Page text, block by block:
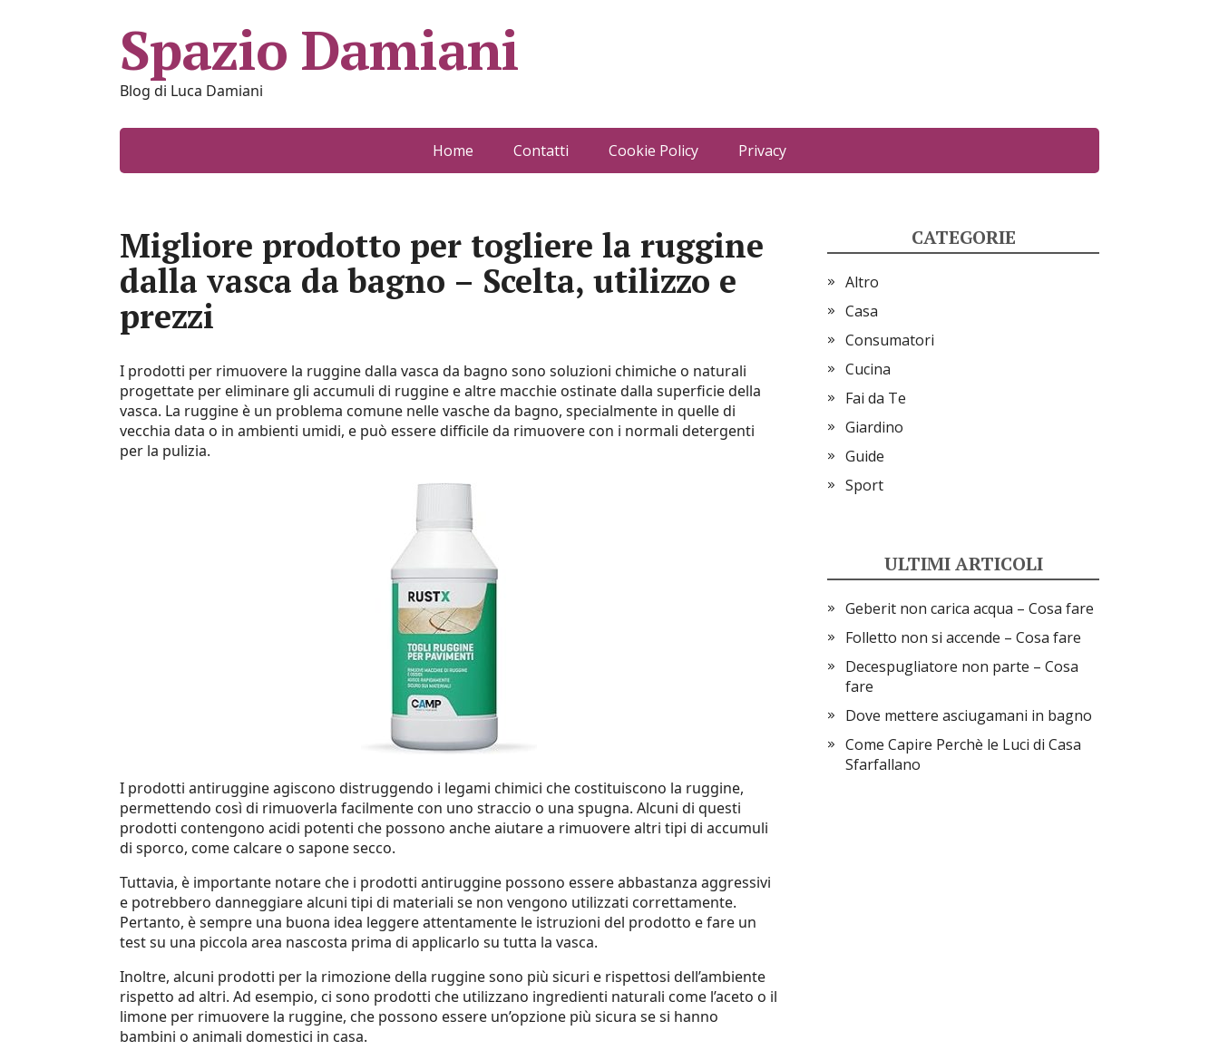
Spazio Damiani
Blog di Luca Damiani
Home Contatti Cookie Policy Privacy
Migliore prodotto per togliere la ruggine
dalla vasca da bagno – Scelta, utilizzo e
prezzi
I prodotti per rimuovere la ruggine dalla vasca da bagno sono soluzioni chimiche o naturali
progettate per eliminare gli accumuli di ruggine e altre macchie ostinate dalla superficie della
vasca. La ruggine è un problema comune nelle vasche da bagno, specialmente in quelle di
vecchia data o in ambienti umidi, e può essere difficile da rimuovere con i normali detergenti
per la pulizia.
I prodotti antiruggine agiscono distruggendo i legami chimici che costituiscono la ruggine,
permettendo così di rimuoverla facilmente con uno straccio o una spugna. Alcuni di questi
prodotti contengono acidi potenti che possono anche aiutare a rimuovere altri tipi di accumuli
di sporco, come calcare o sapone secco.
Tuttavia, è importante notare che i prodotti antiruggine possono essere abbastanza aggressivi
e potrebbero danneggiare alcuni tipi di materiali se non vengono utilizzati correttamente.
Pertanto, è sempre una buona idea leggere attentamente le istruzioni del prodotto e fare un
test su una piccola area nascosta prima di applicarlo su tutta la vasca.
Inoltre, alcuni prodotti per la rimozione della ruggine sono più sicuri e rispettosi dell’ambiente
rispetto ad altri. Ad esempio, ci sono prodotti che utilizzano ingredienti naturali come l’aceto o il
limone per rimuovere la ruggine, che possono essere un’opzione più sicura se si hanno
bambini o animali domestici in casa.
CATEGORIE
Altro
Casa
Consumatori
Cucina
Fai da Te
Giardino
Guide
Sport
ULTIMI ARTICOLI
Geberit non carica acqua​ – Cosa fare
Folletto non si accende​ – Cosa fare
Decespugliatore non parte​ – Cosa
fare
Dove mettere asciugamani in bagno
Come Capire Perchè le Luci di Casa
Sfarfallano